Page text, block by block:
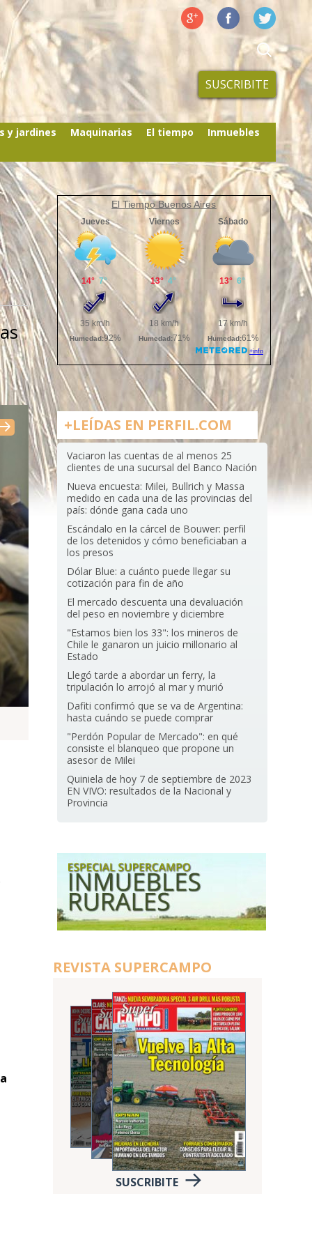
SUSCRIBITE
y jardines Maquinarias El tiempo Inmuebles
El Tiempo Buenos Aires
+LEÍDAS EN PERFIL.COM
Vaciaron las cuentas de al menos 25
clientes de una sucursal del Banco Nación
Nueva encuesta: Milei, Bullrich y Massa
medido en cada una de las provincias del
país: dónde gana cada uno
Escándalo en la cárcel de Bouwer: perfil
de los detenidos y cómo beneficiaban a
los presos
Dólar Blue: a cuánto puede llegar su
cotización para fin de año
El mercado descuenta una devaluación
del peso en noviembre y diciembre
"Estamos bien los 33": los mineros de
Chile le ganaron un juicio millonario al
Estado
Llegó tarde a abordar un ferry, la
tripulación lo arrojó al mar y murió
Dafiti confirmó que se va de Argentina:
hasta cuándo se puede comprar
"Perdón Popular de Mercado": en qué
consiste el blanqueo que propone un
asesor de Milei
Quiniela de hoy 7 de septiembre de 2023
EN VIVO: resultados de la Nacional y
Provincia
REVISTA SUPERCAMPO
SUSCRIBITE